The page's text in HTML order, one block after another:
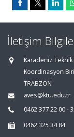
İletişim
Karadeniz
Koordinasyon
TRABZON
aves@ktu.edu.tr
0462 377 22 00 -
0462 325 34 84